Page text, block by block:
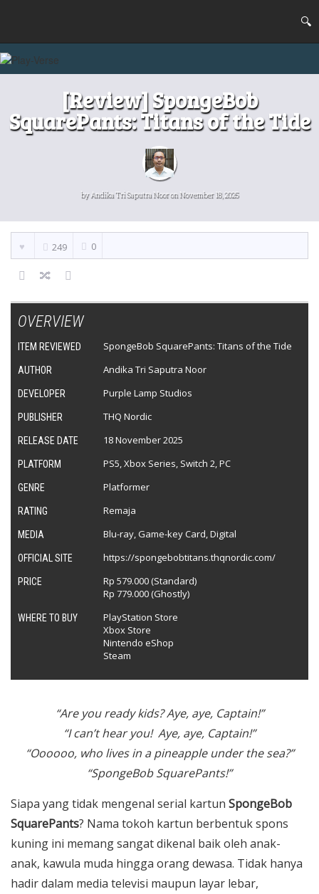
[Review] SpongeBob
SquarePants: Titans of the Tide
by Andika Tri Saputra Nooron November 18, 2025
249 0
OVERVIEW
ITEM REVIEWED SpongeBob SquarePants: Titans of the Tide
AUTHOR Andika Tri Saputra Noor
DEVELOPER Purple Lamp Studios
PUBLISHER THQ Nordic
RELEASE DATE 18 November 2025
PLATFORM PS5, Xbox Series, Switch 2, PC
GENRE Platformer
RATING Remaja
MEDIA Blu-ray, Game-key Card, Digital
OFFICIAL SITE https://spongebobtitans.thqnordic.com/
PRICE
Rp 579.000 (Standard)
Rp 779.000 (Ghostly)
WHERE TO BUY
PlayStation Store
Xbox Store
Nintendo eShop
Steam
“Are you ready kids? Aye, aye, Captain!”
“I can’t hear you! Aye, aye, Captain!”
“Oooooo, who lives in a pineapple under the sea?”
“SpongeBob SquarePants!”
Siapa yang tidak mengenal serial kartun SpongeBob
SquarePants? Nama tokoh kartun berbentuk spons
kuning ini memang sangat dikenal baik oleh anak-
anak, kawula muda hingga orang dewasa. Tidak hanya
hadir dalam media televisi maupun layar lebar,